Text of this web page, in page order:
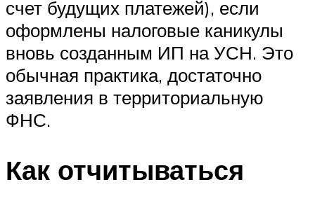
счет будущих платежей), если
оформлены налоговые каникулы
вновь созданным ИП на УСН. Это
обычная практика, достаточно
заявления в территориальную
ФНС.
Как отчитываться